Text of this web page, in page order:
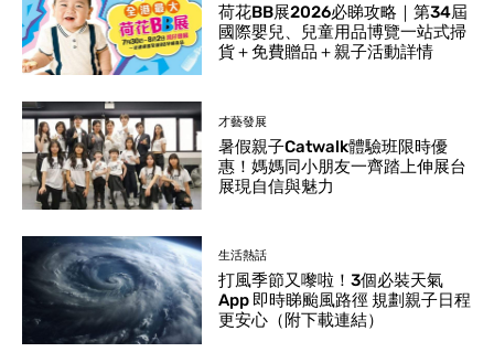
荷花BB展2026必睇攻略｜第34屆
國際嬰兒、兒童用品博覽一站式掃
貨＋免費贈品＋親子活動詳情
才藝發展
暑假親子Catwalk體驗班限時優
惠！媽媽同小朋友一齊踏上伸展台
展現自信與魅力
生活熱話
打風季節又嚟啦！3個必裝天氣
App 即時睇颱風路徑 規劃親子日程
更安心（附下載連結）